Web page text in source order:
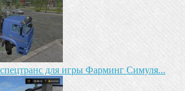
для игры Фарминг Симуля...